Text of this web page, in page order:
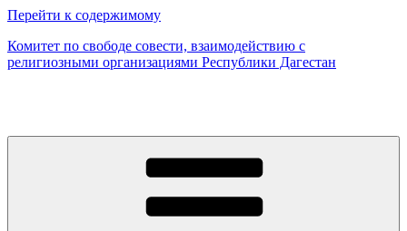
Перейти к содержимому
Комитет по свободе совести, взаимодействию с
религиозными организациями Республики Дагестан